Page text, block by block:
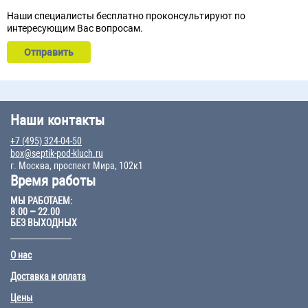
Наши специалисты бесплатно проконсультируют по
интересующим Вас вопросам.
Наши контакты
+7 (495) 324-04-50
box@septik-pod-kluch.ru
г. Москва, проспект Мира, 102к1
Время работы
МЫ РАБОТАЕМ:
8.00 – 22.00
БЕЗ ВЫХОДНЫХ
О нас
Доставка и оплата
Цены